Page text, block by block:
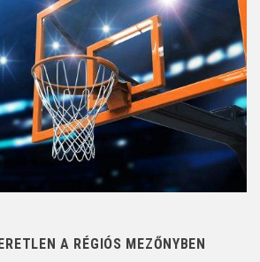
A RÉGIÓS MEZŐNYBEN